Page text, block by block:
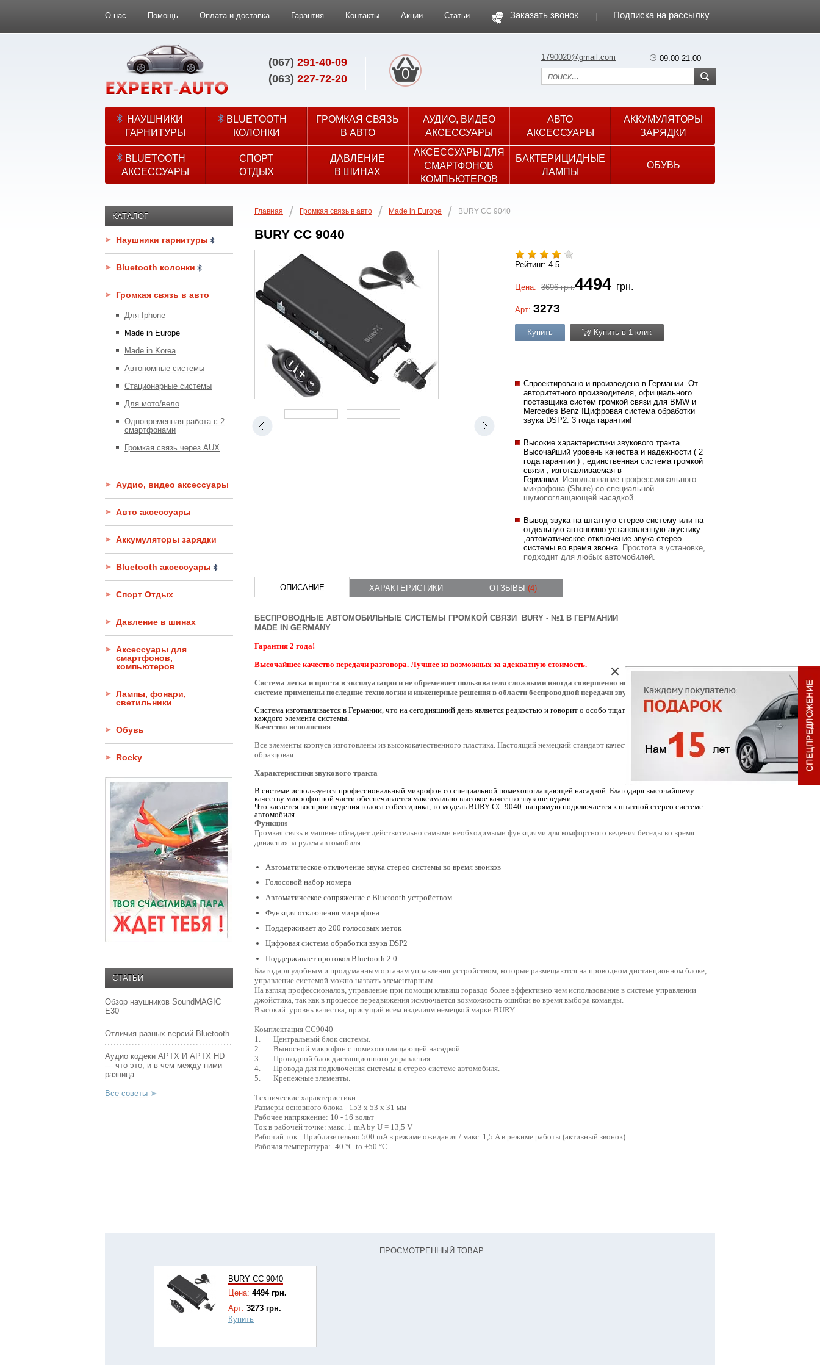
О нас Помощь Оплата и доставка Гарантия Контакты Акции Статьи Заказать звонок Подписка на рассылку
(067) 291-40-09
(063) 227-72-20 0
1790020@gmail.com 09:00-21:00
НАУШНИКИ
ГАРНИТУРЫ
BLUETOOTH
КОЛОНКИ
ГРОМКАЯ СВЯЗЬ
В АВТО
АУДИО, ВИДЕО
АКСЕССУАРЫ
АВТО
АКСЕССУАРЫ
АККУМУЛЯТОРЫ
ЗАРЯДКИ
BLUETOOTH
АКСЕССУАРЫ
СПОРТ
ОТДЫХ
ДАВЛЕНИЕ
В ШИНАХ
АКСЕССУАРЫ ДЛЯ
СМАРТФОНОВ
КОМПЬЮТЕРОВ
БАКТЕРИЦИДНЫЕ
ЛАМПЫ
ОБУВЬ
КАТАЛОГ
Наушники гарнитуры
Bluetooth колонки
Громкая связь в авто
Для Iphone
Made in Europe
Made in Korea
Автономные системы
Стационарные системы
Для мото/вело
Одновременная работа с 2
смартфонами
Громкая связь через AUX
Аудио, видео аксессуары
Авто аксессуары
Аккумуляторы зарядки
Bluetooth аксессуары
Спорт Отдых
Давление в шинах
Аксессуары для
смартфонов,
компьютеров
Лампы, фонари,
светильники
Обувь
Rocky
СТАТЬИ
Обзор наушников SoundMAGIC
E30
Отличия разных версий Bluetooth
Аудио кодеки APTX И APTX HD
— что это, и в чем между ними
разница
Все советы
Главная Громкая связь в авто Made in Europe BURY CC 9040
BURY CC 9040
Рейтинг: 4.5
Цена: 3696 грн.4494 грн.
Арт: 3273
Купить Купить в 1 клик
Спроектировано и произведено в Германии. От
авторитетного производителя, официального
поставщика систем громкой связи для BMW и
Mercedes Benz !Цифровая система обработки
звука DSP2. 3 года гарантии!
Высокие характеристики звукового тракта.
Высочайший уровень качества и надежности ( 2
года гарантии ) , единственная система громкой
связи , изготавливаемая в
Германии. Использование профессионального
микрофона (Shure) со специальной
шумопоглащающей насадкой.
Вывод звука на штатную стерео систему или на
отдельную автономно установленную акустику
,автоматическое отключение звука стерео
системы во время звонка. Простота в установке,
подходит для любых автомобилей.
ОПИСАНИЕ ХАРАКТЕРИСТИКИ ОТЗЫВЫ (4)
БЕСПРОВОДНЫЕ АВТОМОБИЛЬНЫЕ СИСТЕМЫ ГРОМКОЙ СВЯЗИ BURY - №1 В ГЕРМАНИИ
MADE IN GERMANY
Гарантия 2 года!
Высочайшее качество передачи разговора. Лучшее из возможных за адекватную стоимость.
Система легка и проста в эксплуатации и не обременяет пользователя сложными иногда совершенно не нужными функциями, в
системе применены последние технологии и инженерные решения в области беспроводной передачи звука.
Система изготавливается в Германии, что на сегодняшний день является редкостью и говорит о особо тщательном изготовлении
каждого элемента системы.
Качество исполнения
Все элементы корпуса изготовлены из высококачественного пластика. Настоящий немецкий стандарт качества. Подгонка деталей –
образцовая.
Характеристики звукового тракта
В системе используется профессиональный микрофон со специальной помехопоглащающей насадкой. Благодаря высочайшему
качеству микрофонной части обеспечивается максимально высокое качество звукопередачи.
Что касается воспроизведения голоса собеседника, то модель BURY CС 9040 напрямую подключается к штатной стерео системе
автомобиля.
Функции
Громкая связь в машине обладает действительно самыми необходимыми функциями для комфортного ведения беседы во время
движения за рулем автомобиля.
Автоматическое отключение звука стерео системы во время звонков
Голосовой набор номера
Автоматическое сопряжение с Bluetooth устройством
Функция отключения микрофона
Поддерживает до 200 голосовых меток
Цифровая система обработки звука DSP2
Поддерживает протокол Bluetooth 2.0.
Благодаря удобным и продуманным органам управления устройством, которые размещаются на проводном дистанционном блоке,
управление системой можно назвать элементарным.
На взгляд профессионалов, управление при помощи клавиш гораздо более эффективно чем использование в системе управлении
джойстика, так как в процессе передвижения исключается возможность ошибки во время выбора команды.
Высокий уровнь качества, присущий всем изделиям немецкой марки BURY.
Комплектация СС9040
1. Центральный блок системы.
2. Выносной микрофон с помехопоглащающей насадкой.
3. Проводной блок дистанционного управления.
4. Провода для подключения системы к стерео системе автомобиля.
5. Крепежные элементы.
Технические характеристики
Размеры основного блока - 153 x 53 x 31 мм
Рабочее напряжение: 10 - 16 вольт
Ток в рабочей точке: макс. 1 mA by U = 13,5 V
Рабочий ток : Приблизительно 500 mA в режиме ожидания / макс. 1,5 A в режиме работы (активный звонок)
Рабочая температура: -40 °C to +50 °C
ПРОСМОТРЕННЫЙ ТОВАР
BURY CC 9040
Цена: 4494 грн.
Арт: 3273 грн.
Купить